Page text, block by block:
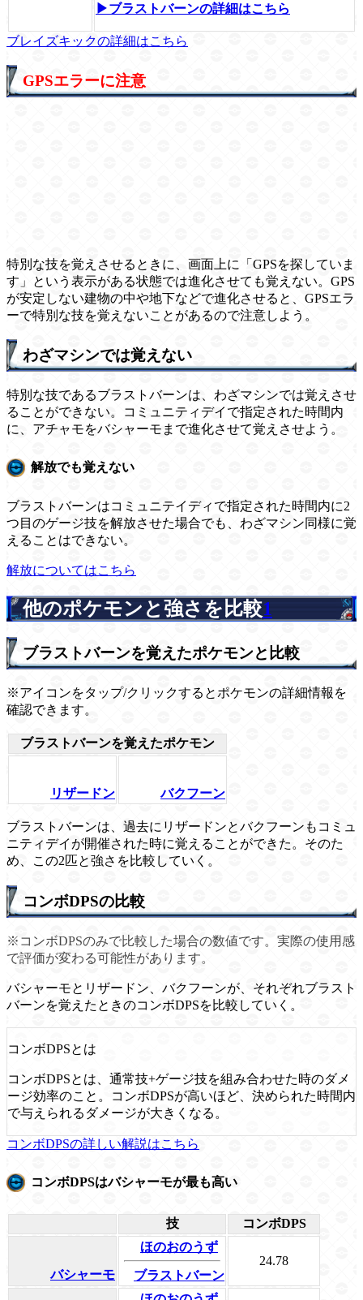
▶ブラストバーンの詳細はこちら
ブレイズキックの詳細はこちら
GPSエラーに注意
特別な技を覚えさせるときに、画面上に「GPSを探していま
す」という表示がある状態では進化させても覚えない。GPS
が安定しない建物の中や地下などで進化させると、GPSエラ
ーで特別な技を覚えないことがあるので注意しよう。
わざマシンでは覚えない
特別な技であるブラストバーンは、わざマシンでは覚えさせ
ることができない。コミュニティデイで指定された時間内
に、アチャモをバシャーモまで進化させて覚えさせよう。
解放でも覚えない
ブラストバーンはコミュニテイディで指定された時間内に2
つ目のゲージ技を解放させた場合でも、わざマシン同様に覚
えることはできない。
解放についてはこちら
他のポケモンと強さを比較1
ブラストバーンを覚えたポケモンと比較
※アイコンをタップ/クリックするとポケモンの詳細情報を
確認できます。
ブラストバーンを覚えたポケモン
リザードン バクフーン
ブラストバーンは、過去にリザードンとバクフーンもコミュ
ニティデイが開催された時に覚えることができた。そのた
め、この2匹と強さを比較していく。
コンボDPSの比較
※コンボDPSのみで比較した場合の数値です。実際の使用感
で評価が変わる可能性があります。
バシャーモとリザードン、バクフーンが、それぞれブラスト
バーンを覚えたときのコンボDPSを比較していく。
コンボDPSとは
コンボDPSとは、通常技+ゲージ技を組み合わせた時のダメ
ージ効率のこと。コンボDPSが高いほど、決められた時間内
で与えられるダメージが大きくなる。
コンボDPSの詳しい解説はこちら
コンボDPSはバシャーモが最も高い
技 コンボDPS
バシャーモ
ほのおのうず
ブラストバーン
24.78